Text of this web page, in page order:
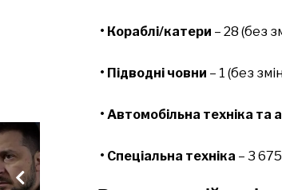
• Кораблі/катери – 28 (без
• Підводні човни – 1 (без
• Автомобільна техніка та
• Спеціальна техніка – 3 675